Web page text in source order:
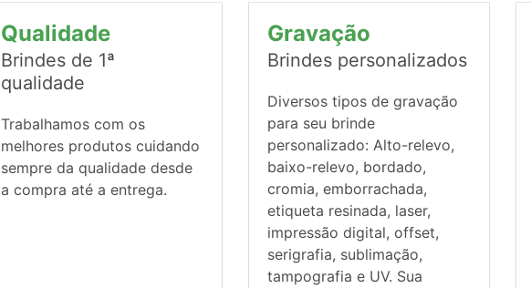
Qualidade
Brindes de 1ª
qualidade
Trabalhamos com os
melhores produtos cuidando
sempre da qualidade desde
a compra até a entrega.
Gravação
Brindes personalizados
Diversos tipos de gravação
para seu brinde
personalizado: Alto-relevo,
baixo-relevo, bordado,
cromia, emborrachada,
etiqueta resinada, laser,
impressão digital, offset,
serigrafia, sublimação,
tampografia e UV. Sua